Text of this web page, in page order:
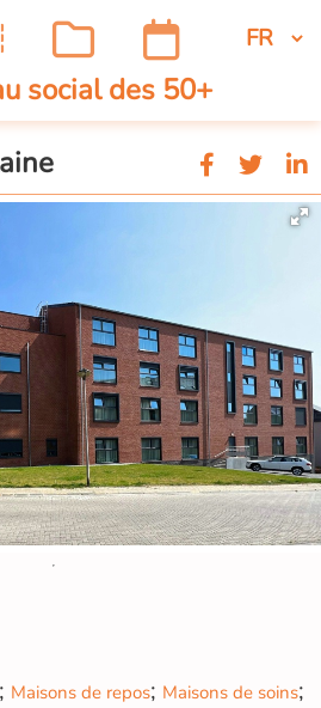
social des 50+
; Maisons de repos; Maisons de soins;